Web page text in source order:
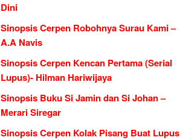
Dini
Sinopsis Cerpen Robohnya Surau Kami –
A.A Navis
Sinopsis Cerpen Kencan Pertama (Serial
Lupus)- Hilman Hariwijaya
Sinopsis Buku Si Jamin dan Si Johan –
Merari Siregar
Sinopsis Cerpen Kolak Pisang Buat Lupus